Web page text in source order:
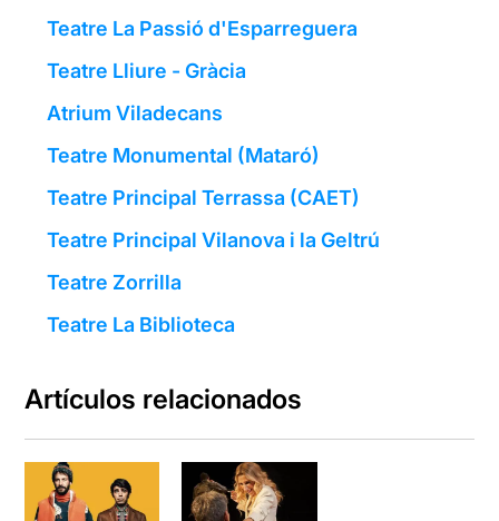
Teatre La Passió d'Esparreguera
Teatre Lliure - Gràcia
Atrium Viladecans
Teatre Monumental (Mataró)
Teatre Principal Terrassa (CAET)
Teatre Principal Vilanova i la Geltrú
Teatre Zorrilla
Teatre La Biblioteca
Artículos relacionados